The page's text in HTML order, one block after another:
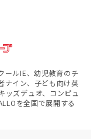
ールIE、幼児教育のチ
ナイン、子ども向け英
ッズデュオ、コンピュ
を全国で展開する